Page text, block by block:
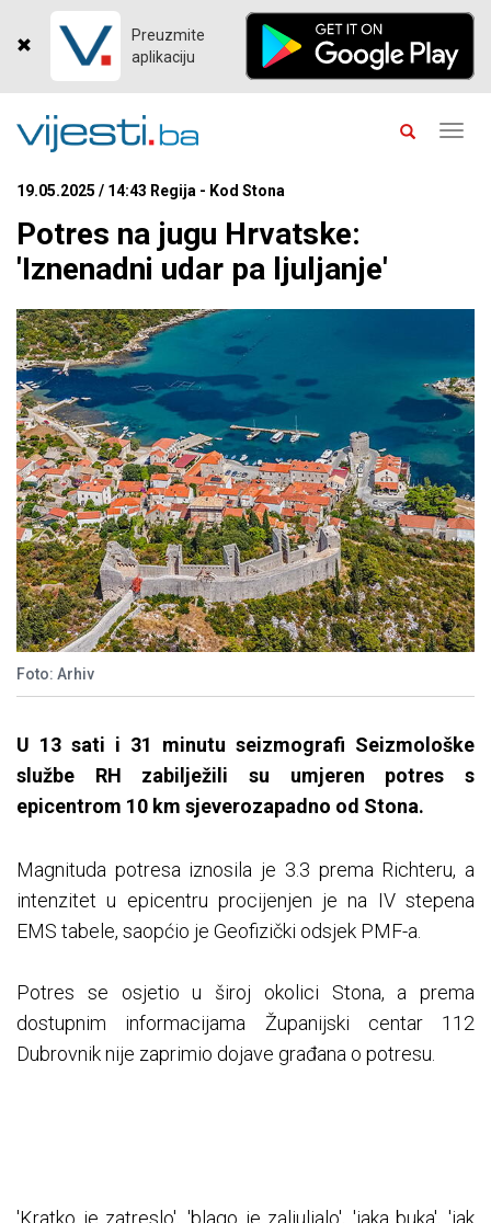
Preuzmite
aplikaciju
19.05.2025 / 14:43 Regija - Kod Stona
Potres na jugu Hrvatske:
'Iznenadni udar pa ljuljanje'
Foto: Arhiv
U 13 sati i 31 minutu seizmografi Seizmološke
službe RH zabilježili su umjeren potres s
epicentrom 10 km sjeverozapadno od Stona.
Magnituda potresa iznosila je 3.3 prema Richteru, a
intenzitet u epicentru procijenjen je na IV stepena
EMS tabele, saopćio je Geofizički odsjek PMF-a.
Potres se osjetio u široj okolici Stona, a prema
dostupnim informacijama Županijski centar 112
Dubrovnik nije zaprimio dojave građana o potresu.
'Kratko je zatreslo', 'blago je zaljuljalo', 'jaka buka', 'jak